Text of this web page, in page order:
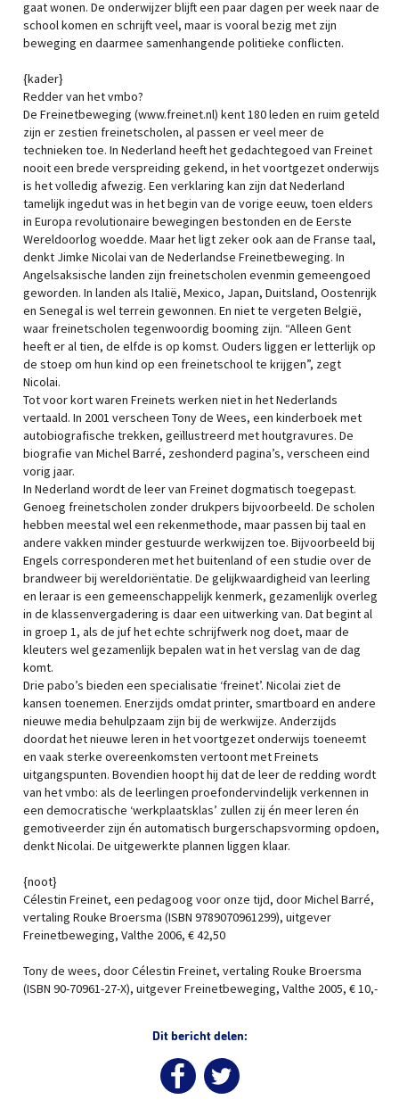
gaat wonen. De onderwijzer blijft een paar dagen per week naar de
school komen en schrijft veel, maar is vooral bezig met zijn
beweging en daarmee samenhangende politieke conflicten.
{kader}
Redder van het vmbo?
De Freinetbeweging (www.freinet.nl) kent 180 leden en ruim geteld
zijn er zestien freinetscholen, al passen er veel meer de
technieken toe. In Nederland heeft het gedachtegoed van Freinet
nooit een brede verspreiding gekend, in het voortgezet onderwijs
is het volledig afwezig. Een verklaring kan zijn dat Nederland
tamelijk ingedut was in het begin van de vorige eeuw, toen elders
in Europa revolutionaire bewegingen bestonden en de Eerste
Wereldoorlog woedde. Maar het ligt zeker ook aan de Franse taal,
denkt Jimke Nicolai van de Nederlandse Freinetbeweging. In
Angelsaksische landen zijn freinetscholen evenmin gemeengoed
geworden. In landen als Italië, Mexico, Japan, Duitsland, Oostenrijk
en Senegal is wel terrein gewonnen. En niet te vergeten België,
waar freinetscholen tegenwoordig booming zijn. “Alleen Gent
heeft er al tien, de elfde is op komst. Ouders liggen er letterlijk op
de stoep om hun kind op een freinetschool te krijgen”, zegt
Nicolai.
Tot voor kort waren Freinets werken niet in het Nederlands
vertaald. In 2001 verscheen Tony de Wees, een kinderboek met
autobiografische trekken, geïllustreerd met houtgravures. De
biografie van Michel Barré, zeshonderd pagina’s, verscheen eind
vorig jaar.
In Nederland wordt de leer van Freinet dogmatisch toegepast.
Genoeg freinetscholen zonder drukpers bijvoorbeeld. De scholen
hebben meestal wel een rekenmethode, maar passen bij taal en
andere vakken minder gestuurde werkwijzen toe. Bijvoorbeeld bij
Engels corresponderen met het buitenland of een studie over de
brandweer bij wereldoriëntatie. De gelijkwaardigheid van leerling
en leraar is een gemeenschappelijk kenmerk, gezamenlijk overleg
in de klassenvergadering is daar een uitwerking van. Dat begint al
in groep 1, als de juf het echte schrijfwerk nog doet, maar de
kleuters wel gezamenlijk bepalen wat in het verslag van de dag
komt.
Drie pabo’s bieden een specialisatie ‘freinet’. Nicolai ziet de
kansen toenemen. Enerzijds omdat printer, smartboard en andere
nieuwe media behulpzaam zijn bij de werkwijze. Anderzijds
doordat het nieuwe leren in het voortgezet onderwijs toeneemt
en vaak sterke overeenkomsten vertoont met Freinets
uitgangspunten. Bovendien hoopt hij dat de leer de redding wordt
van het vmbo: als de leerlingen proefondervindelijk verkennen in
een democratische ‘werkplaatsklas’ zullen zij én meer leren én
gemotiveerder zijn én automatisch burgerschapsvorming opdoen,
denkt Nicolai. De uitgewerkte plannen liggen klaar.
{noot}
Célestin Freinet, een pedagoog voor onze tijd, door Michel Barré,
vertaling Rouke Broersma (ISBN 9789070961299), uitgever
Freinetbeweging, Valthe 2006, € 42,50
Tony de wees, door Célestin Freinet, vertaling Rouke Broersma
(ISBN 90-70961-27-X), uitgever Freinetbeweging, Valthe 2005, € 10,-
Dit bericht delen: